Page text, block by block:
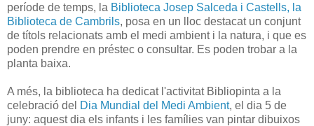
període de temps, la Biblioteca Josep Salceda i Castells, la
Biblioteca de Cambrils, posa en un lloc destacat un conjunt
de títols relacionats amb el medi ambient i la natura, i que es
poden prendre en préstec o consultar. Es poden trobar a la
planta baixa.
A més, la biblioteca ha dedicat l'activitat Bibliopinta a la
celebració del Dia Mundial del Medi Ambient, el dia 5 de
juny: aquest dia els infants i les famílies van pintar dibuixos